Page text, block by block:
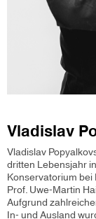
Vladislav
Vladislav
dritten Lebensjahr
Konservatorium
Prof. Uwe-Martin
Aufgrund